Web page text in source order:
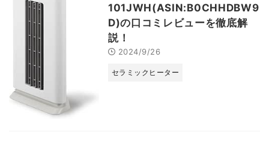
101JWH(ASIN:B0CHHDBW9
D)の口コミレビューを徹底解
説！
2024/9/26
セラミックヒーター